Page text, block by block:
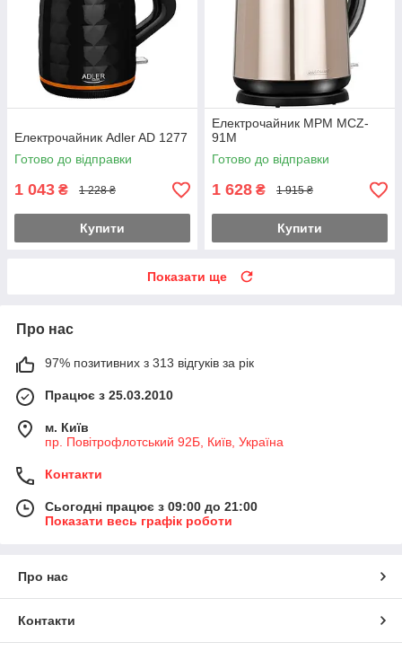
Електрочайник Adler AD 1277
Готово до відправки
1 043 ₴ 1 228 ₴
Купити
Електрочайник MPM MCZ-
91M
Готово до відправки
1 628 ₴ 1 915 ₴
Купити
Показати ще
Про нас
97% позитивних з 313 відгуків за рік
Працює з 25.03.2010
м. Київ
пр. Повітрофлотський 92Б, Київ, Україна
Контакти
Сьогодні працює з 09:00 до 21:00
Показати весь графік роботи
Про нас
Контакти